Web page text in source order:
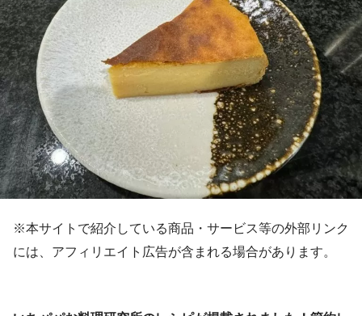
※本サイトで紹介している商品・サービス等の外部リンク
には、アフィリエイト広告が含まれる場合があります。